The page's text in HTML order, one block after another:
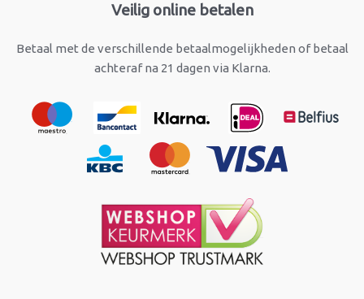
Veilig online betalen
Betaal met de verschillende betaalmogelijkheden of betaal
achteraf na 21 dagen via Klarna.